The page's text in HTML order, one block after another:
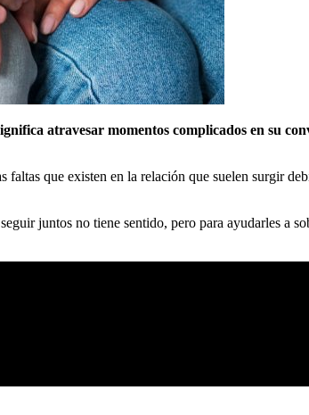
atravesar momentos complicados en su
que existen en la relación que suelen surgir
juntos no tiene sentido, pero para ayudarles a